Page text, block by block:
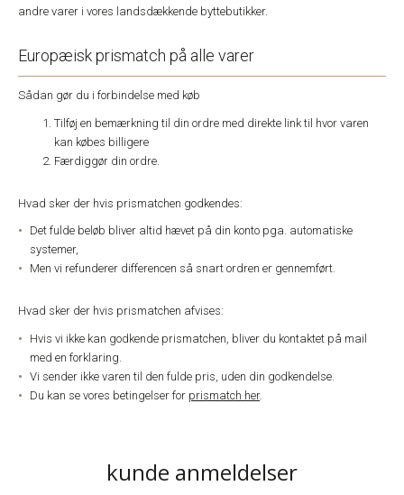
andre varer i vores landsdækkende byttebutikker.
Europæisk prismatch på alle varer
Sådan gør du i forbindelse med køb
Tilføj en bemærkning til din ordre med direkte link til hvor varen
kan købes billigere
Færdiggør din ordre.
Hvad sker der hvis prismatchen godkendes:
Det fulde beløb bliver altid hævet på din konto pga. automatiske
systemer,
Men vi refunderer differencen så snart ordren er gennemført.
Hvad sker der hvis prismatchen afvises:
Hvis vi ikke kan godkende prismatchen, bliver du kontaktet på mail
med en forklaring.
Vi sender ikke varen til den fulde pris, uden din godkendelse.
Du kan se vores betingelser for prismatch her.
kunde anmeldelser